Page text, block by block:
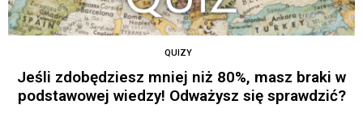
QUIZY
Jeśli zdobędziesz mniej niż 80%, masz braki w
podstawowej wiedzy! Odważysz się sprawdzić?